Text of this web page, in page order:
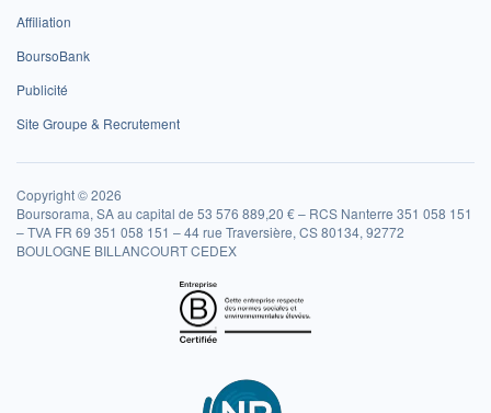
Affiliation
BoursoBank
Publicité
Site Groupe & Recrutement
Copyright © 2026
Boursorama, SA au capital de 53 576 889,20 € – RCS Nanterre 351 058 151
– TVA FR 69 351 058 151 – 44 rue Traversière, CS 80134, 92772
BOULOGNE BILLANCOURT CEDEX